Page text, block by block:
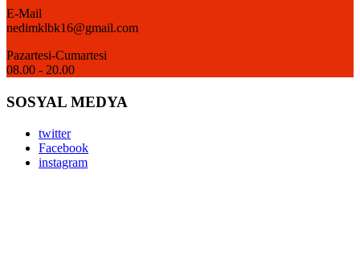
E-Mail
nedimklbk16@gmail.com
Pazartesi-Cumartesi
08.00 - 20.00
SOSYAL MEDYA
twitter
Facebook
instagram